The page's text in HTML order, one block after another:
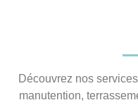
Découvrez nos
manutention,